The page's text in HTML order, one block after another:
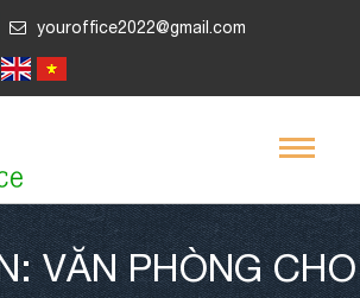
youroffice2022@gmail.com
VĂN PHÒNG CHO